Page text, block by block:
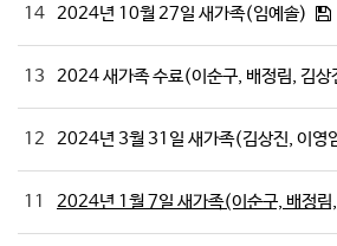
14 2024년 10월 27일 새가족(임예솔)
13 2024 새가족 수료(이순구, 배정림, 김상
12 2024년 3월 31일 새가족(김상진, 이영
11 2024년 1월 7일 새가족(이순구, 배정림